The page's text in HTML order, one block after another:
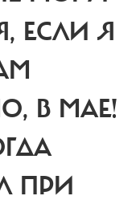
ЕСЛИ Я
В МАЕ!
ПРИ